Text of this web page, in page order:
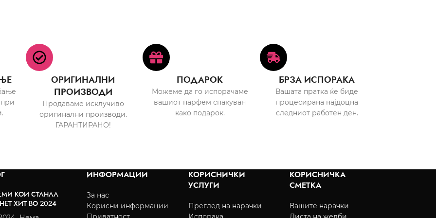
при
ОРИГИНАЛНИ
ПРОИЗВОДИ
Продаваме исклучиво
оригинални производи.
ГАРАНТИРАНО!
ПОДАРОК
Можеме да го испорачаме
вашиот парфем спакуван
како подарок.
БРЗА ИСПОРАКА
Вашата пратка ќе биде
процесирана најдоцна
следниот работен ден.
КОИ СТАНАА
ХИТ ВО 2024
ИНФОРМАЦИИ
За нас
Корисни информации
КОРИСНИЧКИ
УСЛУГИ
Преглед на нарачки
КОРИСНИЧКА
СМЕТКА
Вашите нарачки